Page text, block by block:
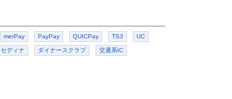
merPay PayPay QUICPay TS3 UC
セディナ ダイナースクラブ 交通系IC